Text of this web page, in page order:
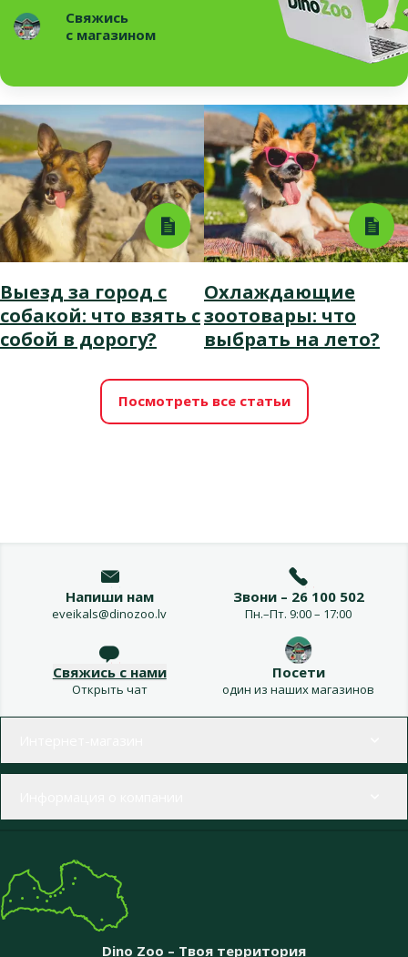
Свяжись
с магазином
Выезд за город с
собакой: что взять с
собой в дорогу?
Охлаждающие
зоотовары: что
выбрать на лето?
Посмотреть все статьи
Напиши нам
eveikals@dinozoo.lv
Звони – 26 100 502
Пн.–Пт. 9:00 – 17:00
Свяжись с нами
Открыть чат
Посети
один из наших магазинов
Dino Zoo – Твоя территория